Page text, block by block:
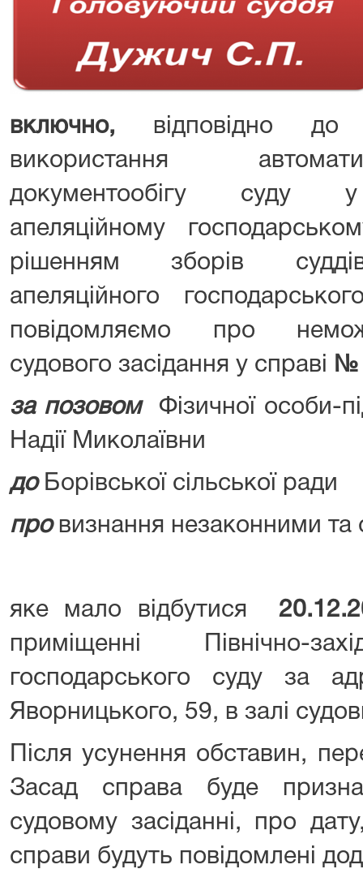
включно, відповідно
використання
документообігу суду у
апеляційному
рішенням зборів суддів
апеляційного
повідомляємо про
судового засідання у справі №
за позовомФізичної особи-
Надії Миколаївни
доБорівської сільської ради
провизнання незаконними та
яке мало відбутися
приміщенні Північно-
господарського суду за
Яворницького, 59, в залі
Після усунення обставин,
Засад справа буде
судовому засіданні, про
справи будуть повідомлені